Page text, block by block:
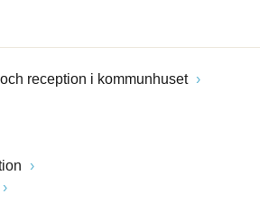
reception i kommunhuset